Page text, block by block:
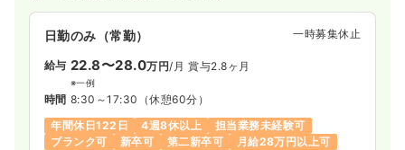
日勤のみ（常勤） 一時募集休止
給与 22.8〜28.0万円/月 賞与2.8ヶ月
※一例
時間 8:30～17:30 （休憩60分）
年間休日122日
4週8休以上
担当業務未経験可
ブランク可
新卒可 第二新卒可 月給28万円以上可